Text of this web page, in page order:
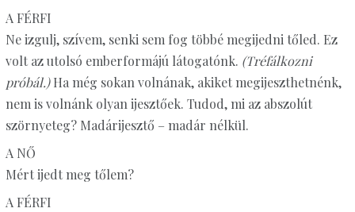
A FÉRFI
Ne izgulj, szívem, senki sem fog többé megijedni tőled. Ez
volt az utolsó emberformájú látogatónk. (Tréfálkozni
próbál.)Ha még sokan volnának, akiket megijeszthetnénk,
nem is volnánk olyan ijesztőek. Tudod, mi az abszolút
szörnyeteg? Madárijesztő – madár nélkül.
A NŐ
Mért ijedt meg tőlem?
A FÉRFI